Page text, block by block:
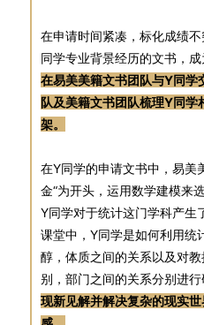
在申请时间紧凑，标化成绩
同学专业背景经历的文书，成
在易美美籍文书团队与Y同学
队及美籍文书团队梳理Y同学
架。
在Y同学的申请文书中，易美
金“为开头，运用数学建模来
Y同学对于统计这门学科产生
课堂中，Y同学是如何利用统
醇，体质之间的关系以及对
别，部门之间的关系分别进行
现新见解并解决复杂的现实